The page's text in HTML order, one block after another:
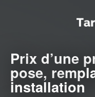
Prix d’une
pose,
installation